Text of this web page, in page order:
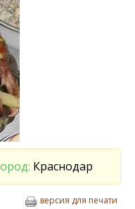
Краснодар
версия для печати